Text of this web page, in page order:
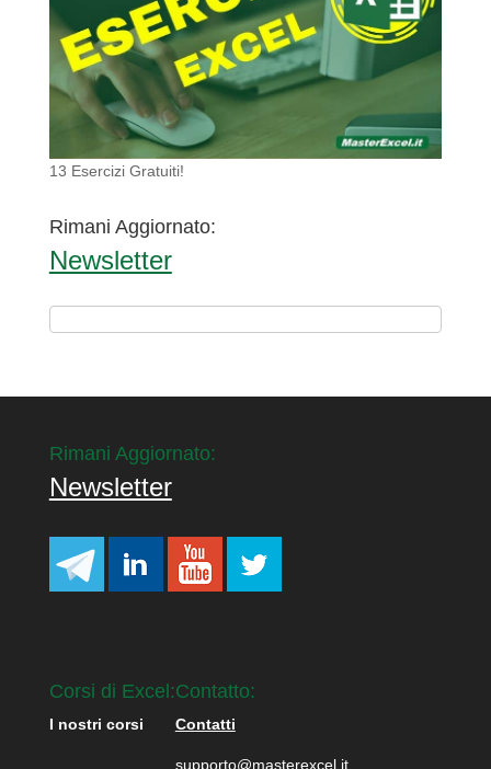
13 Esercizi Gratuiti!
Rimani Aggiornato:
Newsletter
Rimani Aggiornato:
Newsletter
Corsi di Excel:
I nostri corsi
Contatto:
Contatti
supporto@masterexcel.it